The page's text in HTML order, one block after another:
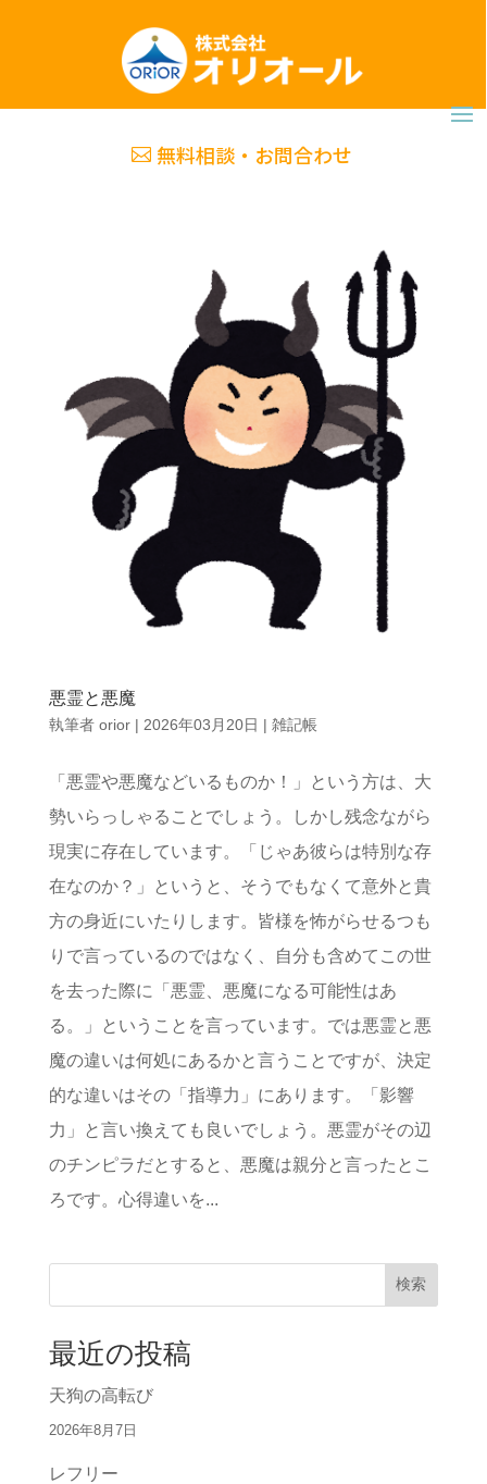
無料相談・お問合わせ
悪霊と悪魔
執筆者 orior| 2026年03月20日 | 雑記帳
「悪霊や悪魔などいるものか！」という方は、大
勢いらっしゃることでしょう。しかし残念ながら
現実に存在しています。「じゃあ彼らは特別な存
在なのか？」というと、そうでもなくて意外と貴
方の身近にいたりします。皆様を怖がらせるつも
りで言っているのではなく、自分も含めてこの世
を去った際に「悪霊、悪魔になる可能性はあ
る。」ということを言っています。では悪霊と悪
魔の違いは何処にあるかと言うことですが、決定
的な違いはその「指導力」にあります。「影響
力」と言い換えても良いでしょう。悪霊がその辺
のチンピラだとすると、悪魔は親分と言ったとこ
ろです。心得違いを...
検索
最近の投稿
天狗の高転び
2026年8月7日
レフリー